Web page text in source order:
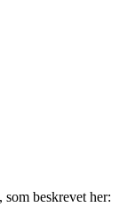
som beskrevet her: